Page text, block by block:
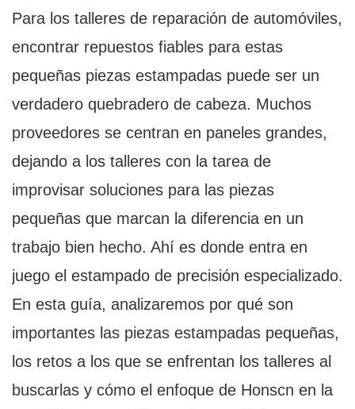
Para los talleres de reparación de automóviles,
encontrar repuestos fiables para estas
pequeñas piezas estampadas puede ser un
verdadero quebradero de cabeza. Muchos
proveedores se centran en paneles grandes,
dejando a los talleres con la tarea de
improvisar soluciones para las piezas
pequeñas que marcan la diferencia en un
trabajo bien hecho. Ahí es donde entra en
juego el estampado de precisión especializado.
En esta guía, analizaremos por qué son
importantes las piezas estampadas pequeñas,
los retos a los que se enfrentan los talleres al
buscarlas y cómo el enfoque de Honscn en la